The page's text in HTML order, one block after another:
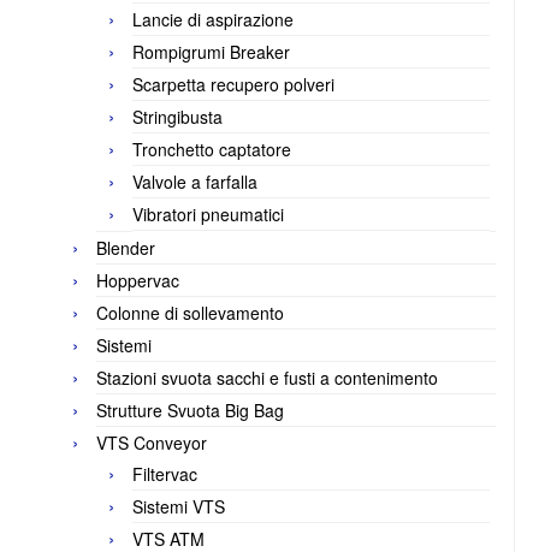
Lancie di aspirazione
Rompigrumi Breaker
Scarpetta recupero polveri
Stringibusta
Tronchetto captatore
Valvole a farfalla
Vibratori pneumatici
Blender
Hoppervac
Colonne di sollevamento
Sistemi
Stazioni svuota sacchi e fusti a contenimento
Strutture Svuota Big Bag
VTS Conveyor
Filtervac
Sistemi VTS
VTS ATM